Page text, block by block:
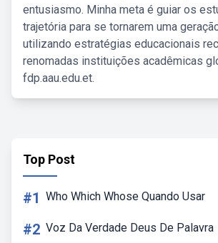
entusiasmo. Minha meta é guiar os
trajetória para se tornarem uma
utilizando estratégias educacionais
renomadas instituições acadêmicas
fdp.aau.edu.et.
Top Post
#1 Who Which Whose Quando Usar
#2 Voz Da Verdade Deus De Palavra